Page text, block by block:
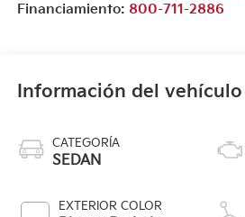
Financiamiento: 800-711-2886
Información del vehículo
CATEGORÍA
SEDAN
EXTERIOR COLOR